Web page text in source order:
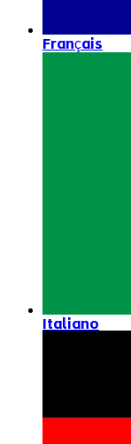
Français
Italiano